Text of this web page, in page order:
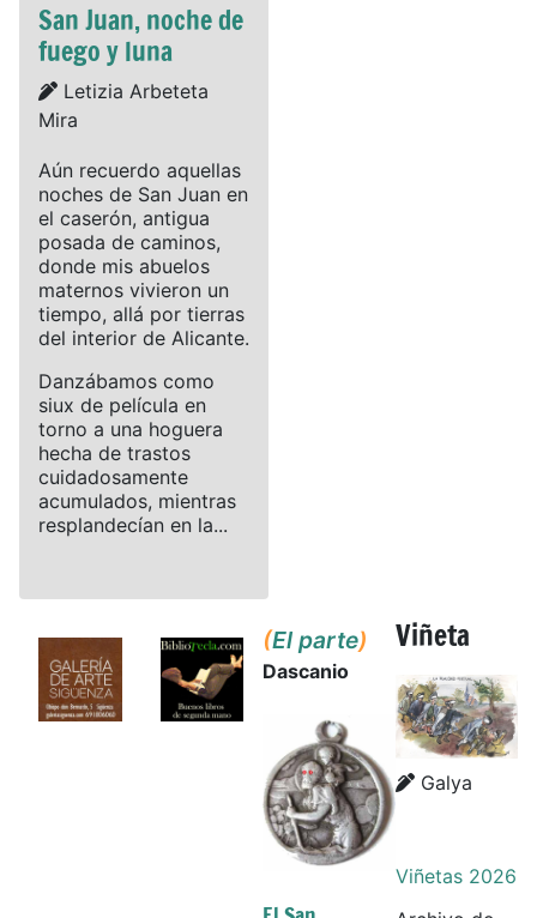
San Juan, noche de
fuego y luna
Details
Letizia Arbeteta
Mira
Aún recuerdo aquellas
noches de San Juan en
el caserón, antigua
posada de caminos,
donde mis abuelos
maternos vivieron un
tiempo, allá por tierras
del interior de Alicante.
Danzábamos como
siux de película en
torno a una hoguera
hecha de trastos
cuidadosamente
acumulados, mientras
resplandecían en la...
(El parte)
Dascanio
Viñeta
Details
Details
Galya
Viñetas 2026